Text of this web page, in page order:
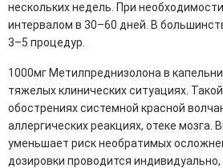
нескольких недель. При
интервалом в 30–60 дней. В
3–5 процедур.
1000мг Метилпреднизолона в
тяжелых клинических ситуациях.
обострениях системной красной
аллергических реакциях, отеке мозга.
уменьшает риск необратимых
дозировки проводится индивидуально,